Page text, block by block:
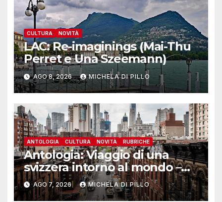
CULTURA NOVITÀ
LAC: Re-imaginings (Mai-Thu
Perret e Una Szeemann)
AGO 8, 2026 MICHELA DI PILLO
ANTOLOGIA CULTURA NOVITÀ RUBRICHE
Antologia: Viaggio di una
svizzera intorno al mondo –
Yosemite
AGO 7, 2026 MICHELA DI PILLO